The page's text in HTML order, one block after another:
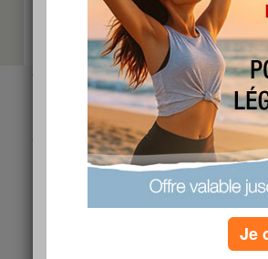
Je suis désolée pour mes
quand je suis en vacance, je
temps... en plus, il faut
je reçois pour le révellon et
sera 9 et 14 personnes....
cadeaux pour les enfants et
me reste plus que pour
je sais ce que je vais lui
de pouvoir faire plaisir à
Demain, il y aura les courses
gâteau de savoie pour la
matin... et préparer mes
comme celà, si il y en a deJe